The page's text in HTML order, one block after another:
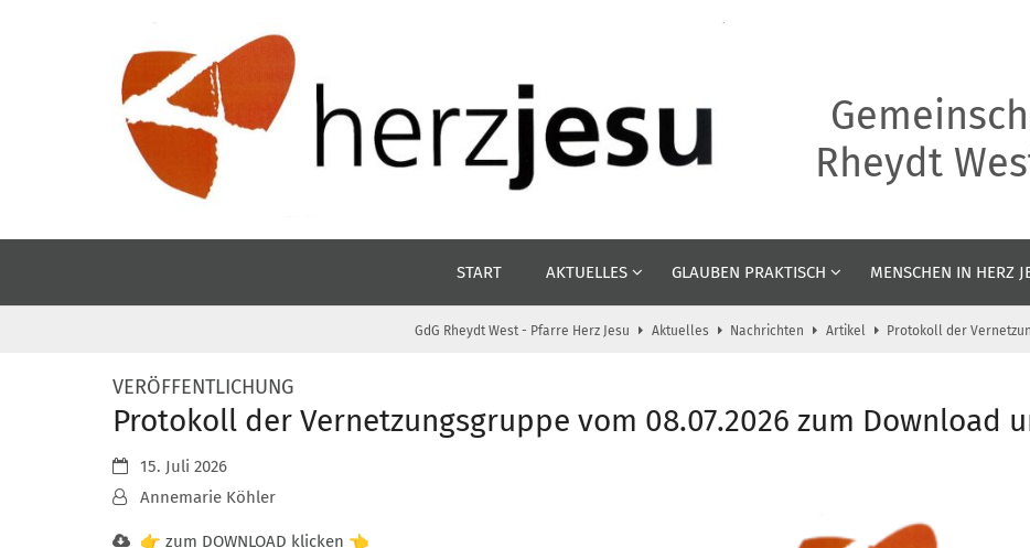
Rheydt
START AKTUELLES GLAUBEN PRAKTISCH MENSCHEN IN HERZ
GdG Rheydt West - Pfarre Herz Jesu Aktuelles Nachrichten Artikel Protokoll der
VERÖFFENTLICHUNG:
Protokoll der Vernetzungsgruppe vom 08.07.2026 zum Download
Datum:15. Juli 2026
Von:Annemarie Köhler
👉 zum DOWNLOAD klicken 👈